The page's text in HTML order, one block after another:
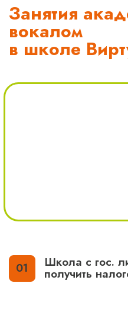
Занятия
вокалом
в школе
Школа с гос.
получить